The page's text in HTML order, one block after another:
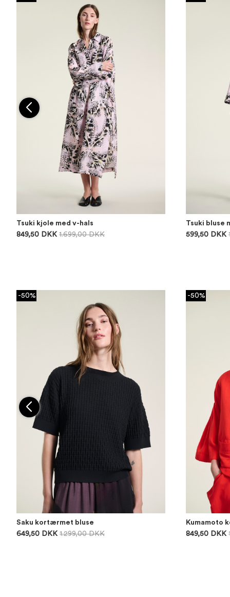
Tsuki kjole med v-hals
849,50 DKK 1.699,00 DKK
Tsuki bluse
599,50 DKK
-50%
Saku kortærmet bluse
649,50 DKK 1.299,00 DKK
-50%
Kumamoto
849,50 DKK